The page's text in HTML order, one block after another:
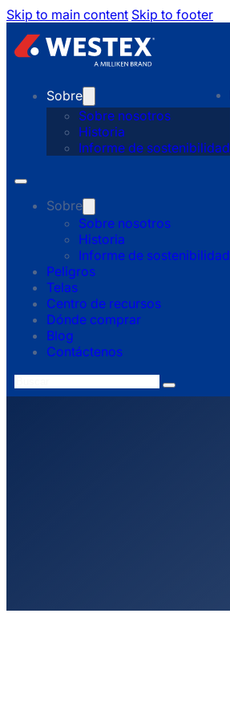
Skip to main content Skip to footer
Sobre
Sobre nosotros
Historia
Informe de sostenibilidad
Sobre
Sobre nosotros
Historia
Informe de sostenibilidad
Peligros
Telas
Centro de recursos
Dónde comprar
Blog
Contáctenos
Search